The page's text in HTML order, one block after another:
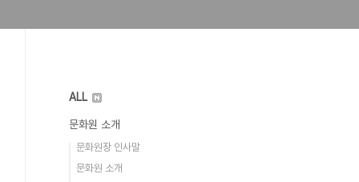
ALL
문화원 소개
문화원장 인사말
문화원 소개